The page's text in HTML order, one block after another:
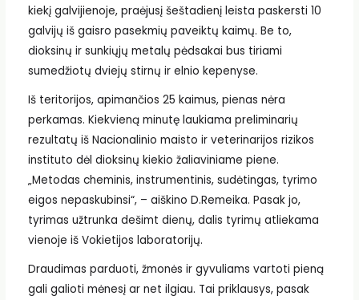
kiekį galvijienoje, praėjusį šeštadienį leista paskersti 10
galvijų iš gaisro pasekmių paveiktų kaimų. Be to,
dioksinų ir sunkiųjų metalų pėdsakai bus tiriami
sumedžiotų dviejų stirnų ir elnio kepenyse.
Iš teritorijos, apimančios 25 kaimus, pienas nėra
perkamas. Kiekvieną minutę laukiama preliminarių
rezultatų iš Nacionalinio maisto ir veterinarijos rizikos
instituto dėl dioksinų kiekio žaliaviniame piene.
„Metodas cheminis, instrumentinis, sudėtingas, tyrimo
eigos nepaskubinsi“, – aiškino D.Remeika. Pasak jo,
tyrimas užtrunka dešimt dienų, dalis tyrimų atliekama
vienoje iš Vokietijos laboratorijų.
Draudimas parduoti, žmonės ir gyvuliams vartoti pieną
gali galioti mėnesį ar net ilgiau. Tai priklausys, pasak